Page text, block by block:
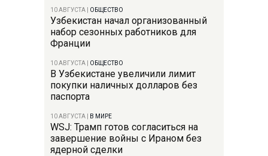
10 АВГУСТА ОБЩЕСТВО
Узбекистан начал организованный
набор сезонных работников для
Франции
10 АВГУСТА ОБЩЕСТВО
В Узбекистане увеличили лимит
покупки наличных долларов без
паспорта
10 АВГУСТА В МИРЕ
WSJ: Трамп готов согласиться на
завершение войны с Ираном без
ядерной сделки